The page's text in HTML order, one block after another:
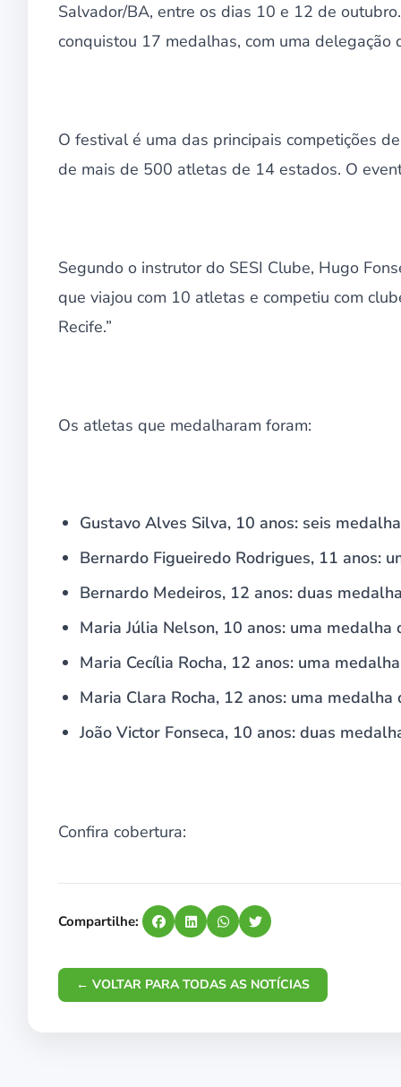
Salvador/BA, entre os dias 10 e 12 de
conquistou 17 medalhas, com uma delegação
O festival é uma das principais competições
de mais de 500 atletas de 14 estados. O
Segundo o instrutor do SESI Clube, Hugo
que viajou com 10 atletas e competiu com
Recife.”
Os atletas que medalharam foram:
Gustavo Alves Silva, 10 anos: seis
Bernardo Figueiredo Rodrigues, 11 anos:
Bernardo Medeiros, 12 anos: duas
Maria Júlia Nelson, 10 anos: uma medalha
Maria Cecília Rocha, 12 anos: uma
Maria Clara Rocha, 12 anos: uma medalha
João Victor Fonseca, 10 anos: duas
Confira cobertura:
Compartilhe:
← VOLTAR PARA TODAS AS NOTÍCIAS